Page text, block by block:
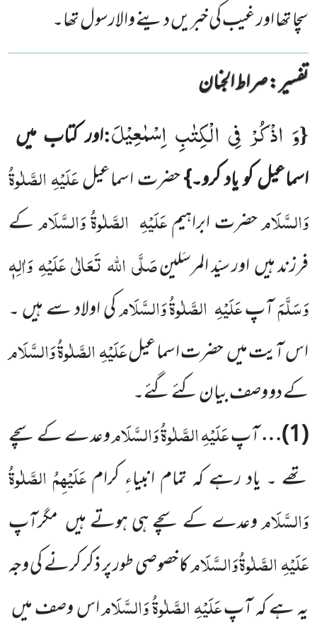
سچا تھا اور غیب کی خبریں دینے والارسول تھا۔
تفسیر : ‎صراط الجنان
{وَ اذْكُرْ فِی الْكِتٰبِ اِسْمٰعِیْلَ:اور کتاب میں
اسماعیل کو یاد کرو۔}حضرت اسماعیلعَلَیْہِالصَّلٰوۃُ
وَالسَّلَامحضرت ابراہیمعَلَیْہِ الصَّلٰوۃُ وَالسَّلَامکے
فرزند ہیںاور سیّد المرسَلینصَلَّیاللہتَعَالٰیعَلَیْہِوَاٰلِہٖ
وَسَلَّمَآپعَلَیْہِ الصَّلٰوۃُ وَالسَّلَامکی اولاد سے ہیں ۔
اس آیت میںحضرت اسماعیلعَلَیْہِالصَّلٰوۃُ وَالسَّلَام
کے دو وصف بیان کئے گئے۔
(
1
)…آپعَلَیْہِالصَّلٰوۃُ وَالسَّلَاموعدے کے سچے
تھے ۔ یاد رہے کہ تمام انبیاءِ کرامعَلَیْہِمُ الصَّلٰوۃُ
وَالسَّلَاموعدے کےسچے ہی ہوتے ہیں مگرآپ
عَلَیْہِالصَّلٰوۃُ وَالسَّلَامکا خصوصی طور پر ذکر کرنے کی وجہ
یہ ہے کہ آپعَلَیْہِ الصَّلٰوۃُ وَالسَّلَاماس وصفمیں